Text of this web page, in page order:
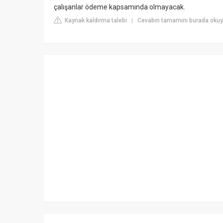
çalışanlar ödeme kapsamında olmayacak.
Kaynak kaldırma talebi | Cevabın tamamını burada